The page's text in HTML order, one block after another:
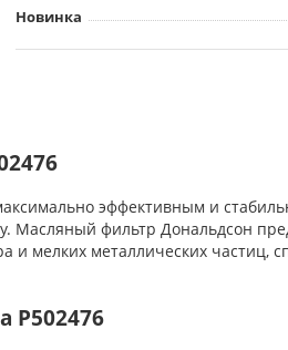
Новинка
эффективным и
Масляный фильтр Дональдсон
и мелких металлических частиц,
P502476